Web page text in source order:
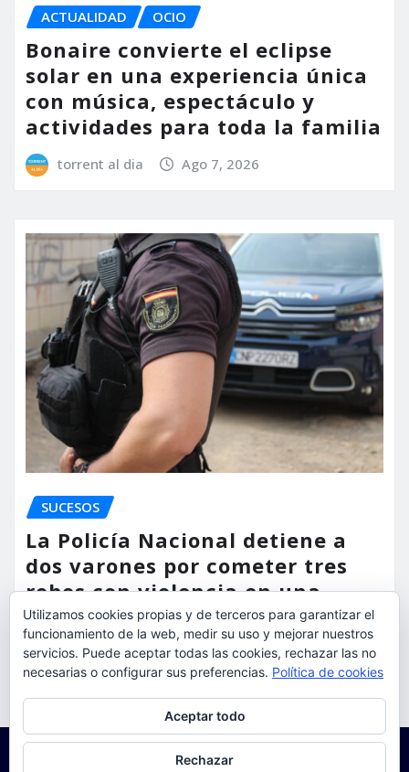
ACTUALIDAD OCIO
Bonaire convierte el eclipse
solar en una experiencia única
con música, espectáculo y
actividades para toda la familia
torrent al dia Ago 7, 2026
SUCESOS
La Policía Nacional detiene a
dos varones por cometer tres
robos con violencia en una
misma mañana
torrent al dia Ago 7, 2026
Utilizamos cookies propias y de terceros para garantizar el
funcionamiento de la web, medir su uso y mejorar nuestros
servicios. Puede aceptar todas las cookies, rechazar las no
necesarias o configurar sus preferencias. Política de cookies
Aceptar todo
Rechazar
Para obtener más información, incluido cómo gestionar las cookies,